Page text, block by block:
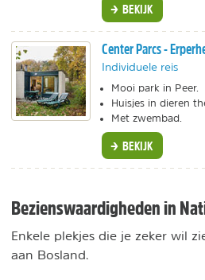
BEKIJK
Center Parcs -
Individuele reis
Mooi park in Peer.
Huisjes in dieren
Met zwembad.
BEKIJK
Bezienswaardigheden in
Enkele plekjes die je zeker wil
aan Bosland.